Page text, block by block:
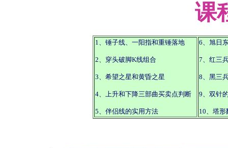
课
1、锤子线、一阳指和重锤落地
2、穿头破脚K线组合
3、希望之星和黄昏之星
4、上升和下降三部曲买卖点判断
5、伴侣线的实用方法
6、旭日
7、红三
8、黑三
9、双针
10、塔